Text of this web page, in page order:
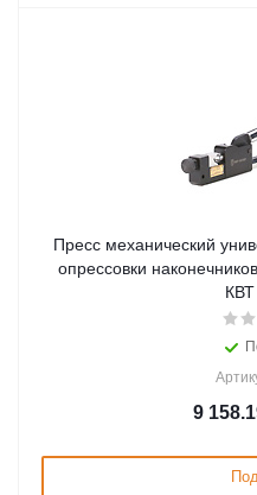
Пресс механический
опрессовки
9